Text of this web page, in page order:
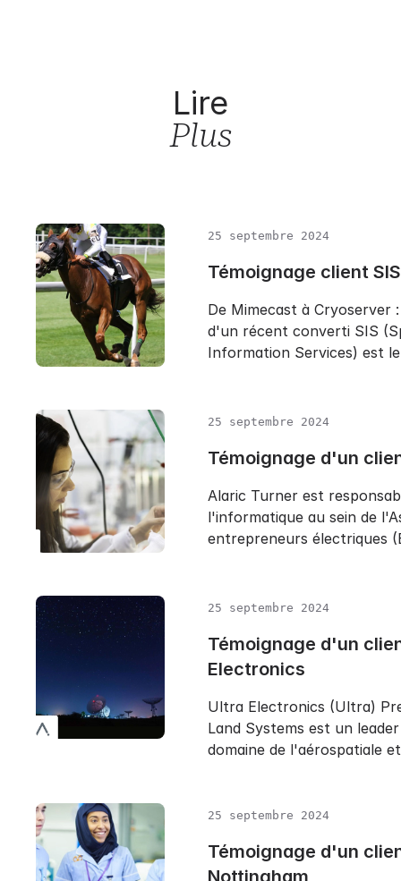
Lire
Plus
25 septembre 2024
Témoignage client SIS
De Mimecast à Cryoserver
d'un récent converti SIS
Information Services) est
25 septembre 2024
Témoignage d'un
Alaric Turner est
l'informatique au sein de
entrepreneurs électriques
25 septembre 2024
Témoignage d'un
Electronics
Ultra Electronics (Ultra)
Land Systems est un
domaine de l'aérospatiale
25 septembre 2024
Témoignage d'un
Nottingham